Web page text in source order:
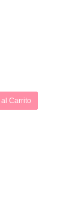
Carrito